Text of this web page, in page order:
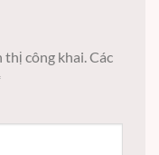
công khai. Các